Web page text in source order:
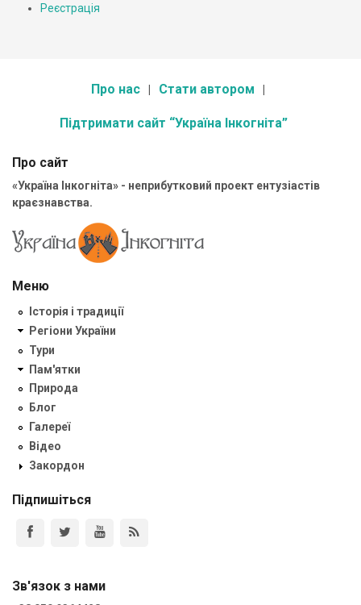
Реєстрація
Про нас Стати автором
Підтримати сайт “Україна Інкогніта”
Про сайт
«Україна Інкогніта» - неприбутковий проект ентузіастів
краєзнавства.
Меню
Історія і традиції
Регіони України
Тури
Пам'ятки
Природа
Блог
Галереї
Відео
Закордон
Підпишіться
Зв'язок з нами